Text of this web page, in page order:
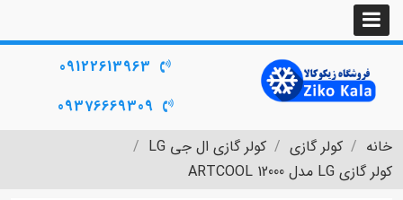
09122613963
09376669309
خانه
کولر گازی
کولر گازی ال جی LG
کولر گازی LG مدل ARTCOOL 12000